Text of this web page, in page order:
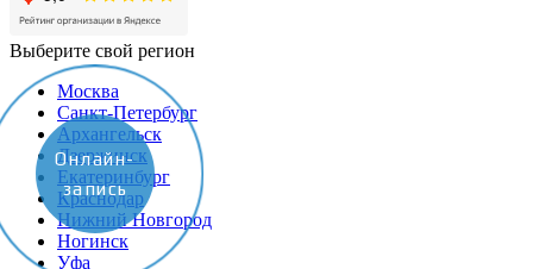
Выберите свой регион
Москва
Санкт-Петербург
Архангельск
Дзержинск
Екатеринбург
Краснодар
Нижний Новгород
Ногинск
Уфа
Онлайн-
запись